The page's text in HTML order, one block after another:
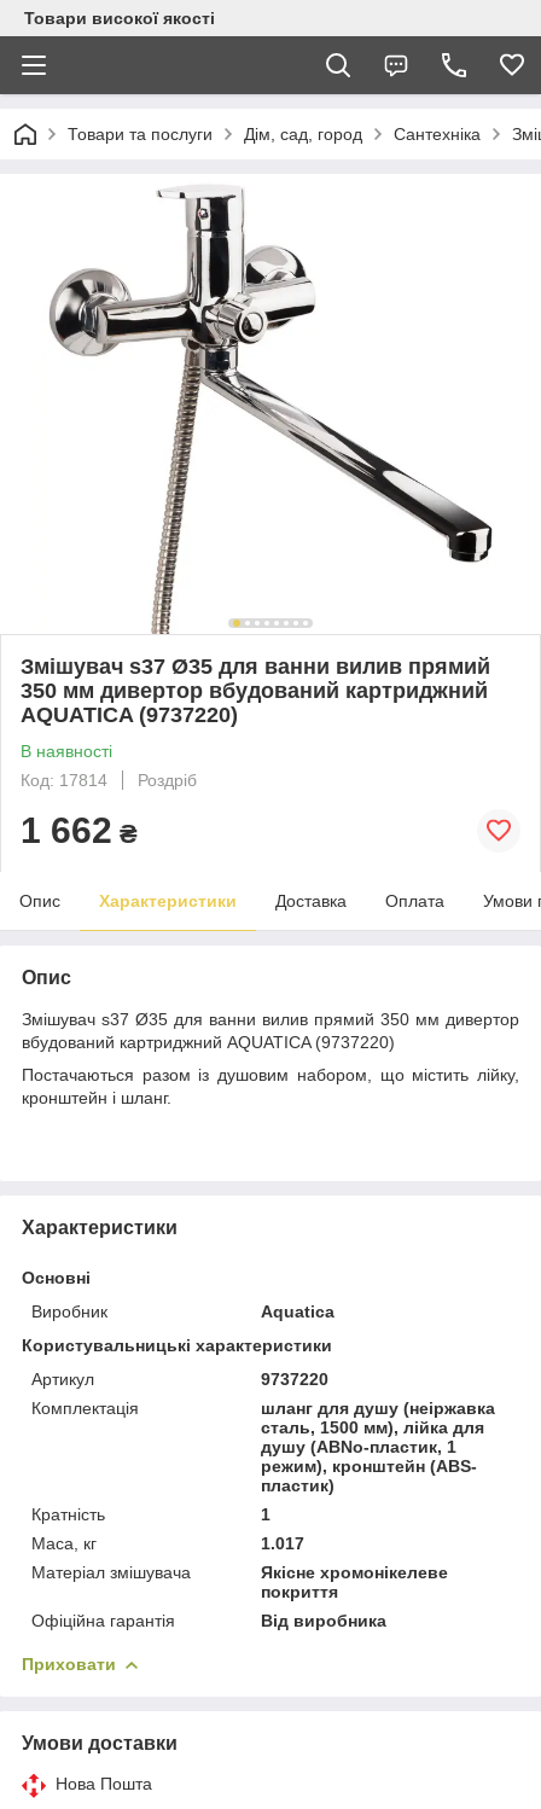
Товари високої якості
Товари та послуги Дім, сад, город Сантехніка
Змішувач s37 Ø35 для ванни вилив прямий
350 мм дивертор вбудований картриджний
AQUATICA (9737220)
В наявності
Код: 17814
Роздріб
1 662 ₴
Опис Характеристики Доставка Оплата Умови
Опис
Змішувач s37 Ø35 для ванни вилив прямий 350 мм дивертор
вбудований картриджний AQUATICA (9737220)
Постачаються разом із душовим набором, що містить лійку,
кронштейн і шланг.
Характеристики
Основні
Виробник
Aquatica
Користувальницькі характеристики
Артикул
9737220
Комплектація
шланг для душу (неіржавка
сталь, 1500 мм), лійка для
душу (АВNo-пластик, 1
режим), кронштейн (ABS-
пластик)
Кратність
1
Маса, кг
1.017
Матеріал змішувача
Якісне хромонікелеве
покриття
Офіційна гарантія
Від виробника
Приховати
Умови доставки
Нова Пошта